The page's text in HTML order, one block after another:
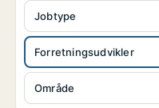
Forretningsudvikler
Område
Jobtype